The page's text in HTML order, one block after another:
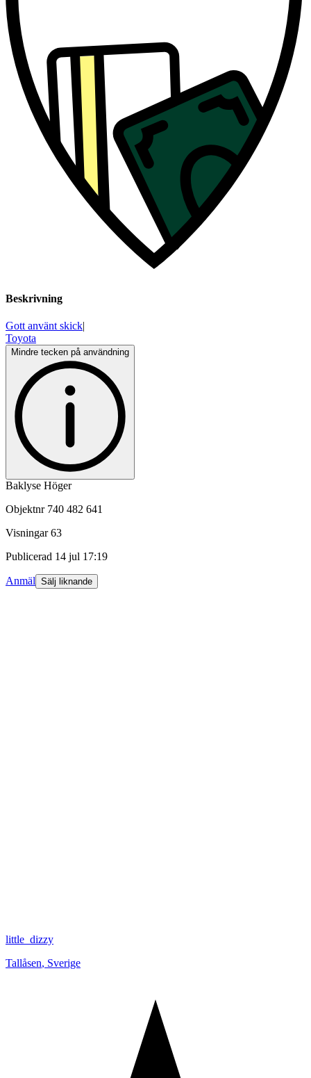
Beskrivning
Gott använt skick|
Toyota
Mindre tecken på användning
Baklyse Höger
Objektnr 740 482 641
Visningar 63
Publicerad 14 jul 17:19
Anmäl Sälj liknande
little_dizzy
Tallåsen, Sverige